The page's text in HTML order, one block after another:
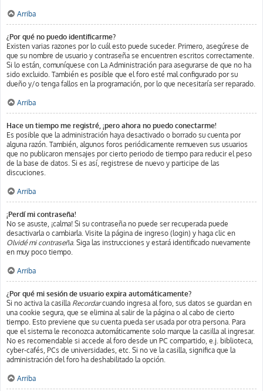
Arriba
¿Por qué no puedo identificarme?
Existen varias razones por lo cuál esto puede suceder. Primero, asegúrese de
que su nombre de usuario y contraseña se encuentren escritos correctamente.
Si lo están, comuníquese con La Administración para asegurarse de que no ha
sido excluido. También es posible que el foro esté mal configurado por su
dueño y/o tenga fallos en la programación, por lo que necesitaría ser reparado.
Arriba
Hace un tiempo me registré, ¡pero ahora no puedo conectarme!
Es posible que la administración haya desactivado o borrado su cuenta por
alguna razón. También, algunos foros periódicamente remueven sus usuarios
que no publicaron mensajes por cierto periodo de tiempo para reducir el peso
de la base de datos. Si es así, registrese de nuevo y participe de las
discuciones.
Arriba
¡Perdí mi contraseña!
No se asuste, ¡calma! Si su contraseña no puede ser recuperada puede
desactivarla o cambiarla. Visite la página de ingreso (login) y haga clic en
Olvidé mi contraseña. Siga las instrucciones y estará identificado nuevamente
en muy poco tiempo.
Arriba
¿Por qué mi sesión de usuario expira automáticamente?
Si no activa la casilla Recordarcuando ingresa al foro, sus datos se guardan en
una cookie segura, que se elimina al salir de la página o al cabo de cierto
tiempo. Esto previene que su cuenta pueda ser usada por otra persona. Para
que el sistema le reconozca automáticamente solo marque la casilla al ingresar.
No es recomendable si accede al foro desde un PC compartido, e.j. biblioteca,
cyber-cafés, PCs de universidades, etc. Si no ve la casilla, significa que la
administración del foro ha deshabilitado la opción.
Arriba